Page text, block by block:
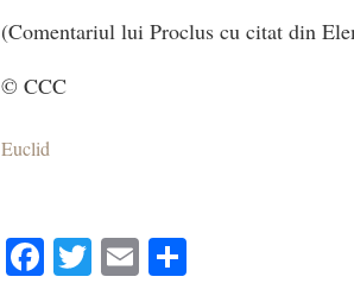
(Comentariul lui Proclus cu citat din
© CCC
Euclid
Facebook
Twitter
Email